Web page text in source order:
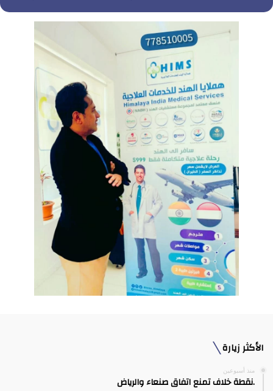
الأكثر زيارة
منذ أسبوعين
.نقطة خلاف تمنع اتفاق صنعاء والرياض